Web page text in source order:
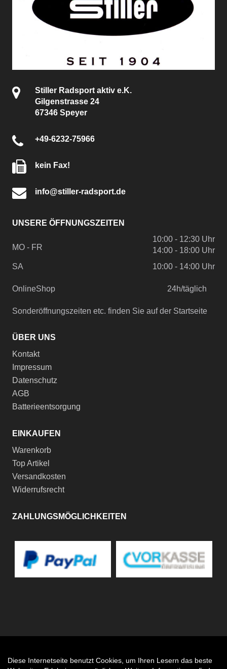
Stiller Radsport aktiv e.K.
Gilgenstrasse 24
67346 Speyer
+49-6232-75966
kein Fax!
info@stiller-radsport.de
UNSERE ÖFFNUNGSZEITEN
MO - FR
10:00 - 12:30 Uhr
14:00 - 18:00 Uhr
SA
10:00 - 14:00 Uhr
OnlineShop 24h/täglich
Sonderöffnungszeiten etc. finden Sie auf der Startseite
ÜBER UNS
Kontakt
Impressum
Datenschutz
AGB
Batterieentsorgung
EINKAUFEN
Warenkorb
Top Artikel
Versandkosten
Widerrufsrecht
ZAHLUNGSMÖGLICHKEITEN
Diese Internetseite benutzt Cookies, um Ihren Lesern das beste
Auftrag widerrufen